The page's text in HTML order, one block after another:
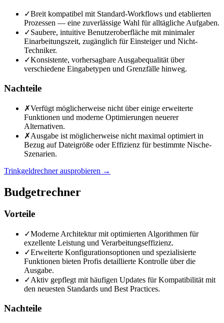
✓Breit kompatibel mit Standard-Workflows und etablierten
Prozessen — eine zuverlässige Wahl für alltägliche Aufgaben.
✓Saubere, intuitive Benutzeroberfläche mit minimaler
Einarbeitungszeit, zugänglich für Einsteiger und Nicht-
Techniker.
✓Konsistente, vorhersagbare Ausgabequalität über
verschiedene Eingabetypen und Grenzfälle hinweg.
Nachteile
✗Verfügt möglicherweise nicht über einige erweiterte
Funktionen und moderne Optimierungen neuerer
Alternativen.
✗Ausgabe ist möglicherweise nicht maximal optimiert in
Bezug auf Dateigröße oder Effizienz für bestimmte Nische-
Szenarien.
Trinkgeldrechner ausprobieren →
Budgetrechner
Vorteile
✓Moderne Architektur mit optimierten Algorithmen für
exzellente Leistung und Verarbeitungseffizienz.
✓Erweiterte Konfigurationsoptionen und spezialisierte
Funktionen bieten Profis detaillierte Kontrolle über die
Ausgabe.
✓Aktiv gepflegt mit häufigen Updates für Kompatibilität mit
den neuesten Standards und Best Practices.
Nachteile